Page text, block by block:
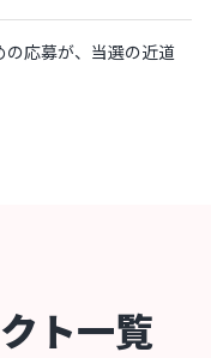
応募が、当選の近道
ト一覧